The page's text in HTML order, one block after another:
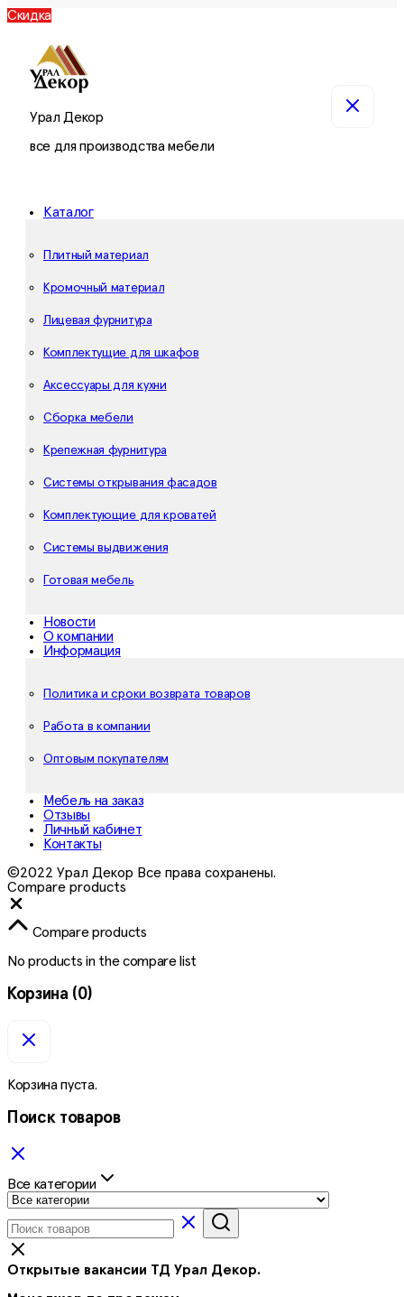
Скидка
Урал Декор
все для производства мебели
Каталог
Плитный материал
Кромочный материал
Лицевая фурнитура
Комплектущие для шкафов
Аксессуары для кухни
Сборка мебели
Крепежная фурнитура
Системы открывания фасадов
Комплектующие для кроватей
Системы выдвижения
Готовая мебель
Новости
О компании
Информация
Политика и сроки возврата товаров
Работа в компании
Оптовым покупателям
Мебель на заказ
Отзывы
Личный кабинет
Контакты
©2022 Урал Декор Все права сохранены.
Compare products
Compare products
No products in the compare list
Корзина (0)
Корзина пуста.
Поиск товаров
Все категории
Открытые вакансии ТД Урал Декор.